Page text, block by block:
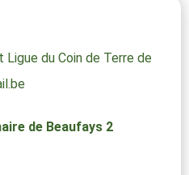
du Coin de Terre de
de Beaufays 2